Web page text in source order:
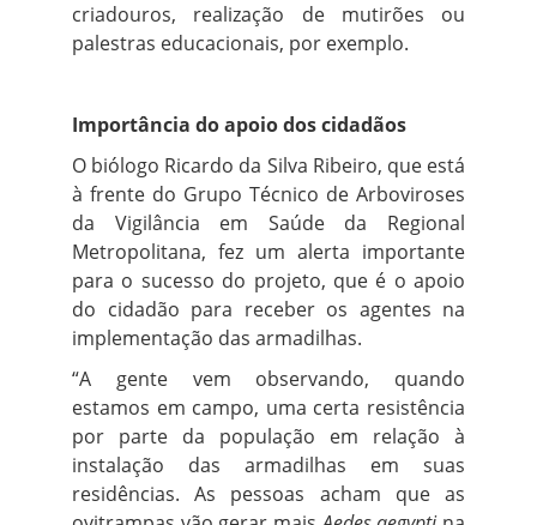
criadouros, realização de mutirões ou
palestras educacionais, por exemplo.
Importância do apoio dos cidadãos
O biólogo Ricardo da Silva Ribeiro, que está
à frente do Grupo Técnico de Arboviroses
da Vigilância em Saúde da Regional
Metropolitana, fez um alerta importante
para o sucesso do projeto, que é o apoio
do cidadão para receber os agentes na
implementação das armadilhas.
“A gente vem observando, quando
estamos em campo, uma certa resistência
por parte da população em relação à
instalação das armadilhas em suas
residências. As pessoas acham que as